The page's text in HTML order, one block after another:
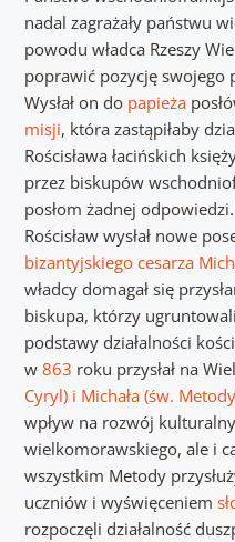
nadal zagrażały państwu
powodu władca Rzeszy
poprawić pozycję swojego
Wysłał on do papieża
misji, która zastąpiłaby
Rościsława łacińskich
przez biskupów
posłom żadnej
Rościsław wysłał nowe
bizantyjskiego cesarza
władcy domagał się
biskupa, którzy
podstawy działalności
w 863 roku przysłał na
Cyryl) i Michała (św.
wpływ na rozwój
wielkomorawskiego, ale i
wszystkim Metody
uczniów i wyświęceniem
rozpoczęli działalność